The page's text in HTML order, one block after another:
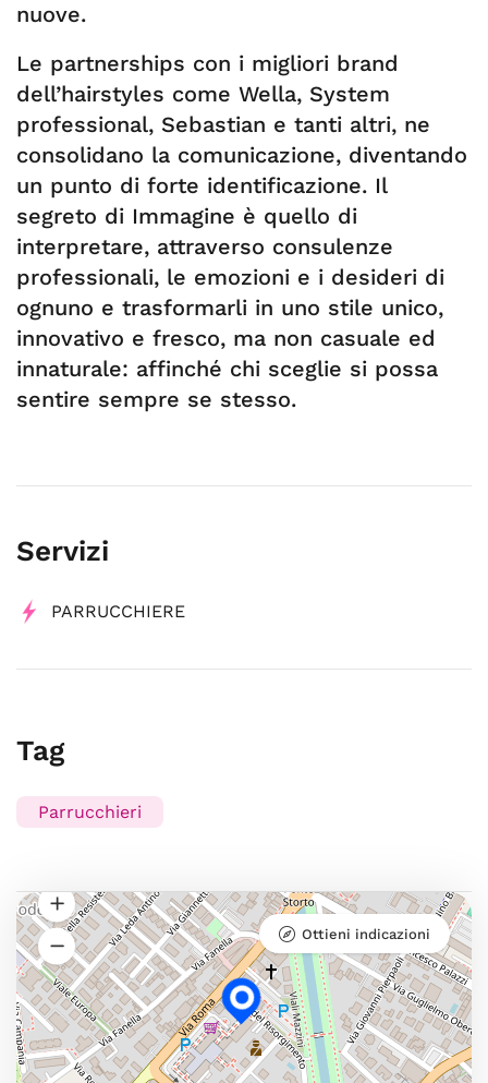
nuove.
Le partnerships con i migliori brand
dell’hairstyles come Wella, System
professional, Sebastian e tanti altri, ne
consolidano la comunicazione, diventando
un punto di forte identificazione. Il
segreto di Immagine è quello di
interpretare, attraverso consulenze
professionali, le emozioni e i desideri di
ognuno e trasformarli in uno stile unico,
innovativo e fresco, ma non casuale ed
innaturale: affinché chi sceglie si possa
sentire sempre se stesso.
Servizi
PARRUCCHIERE
Tag
Parrucchieri
Ottieni indicazioni